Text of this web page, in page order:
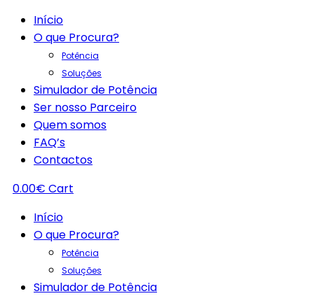
Início
O que Procura?
Potência
Soluções
Simulador de Potência
Ser nosso Parceiro
Quem somos
FAQ’s
Contactos
0.00€ Cart
Início
O que Procura?
Potência
Soluções
Simulador de Potência